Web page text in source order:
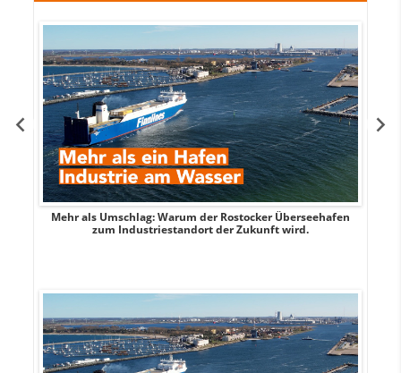
Mehr als Umschlag: Warum der Rostocker Überseehafen
zum Industriestandort der Zukunft wird.